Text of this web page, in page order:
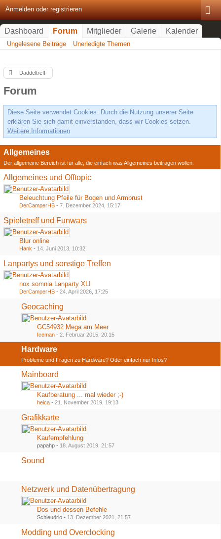
Anmelden oder registrieren
Dashboard Forum Mitglieder Galerie Kalender
Ungelesene Beiträge Unerledigte Themen
Daddeltreff
Forum
Diese Seite verwendet Cookies. Durch die Nutzung unserer Seite
erklären Sie sich damit einverstanden, dass wir Cookies setzen.
Weitere Informationen
Allgemeines
Der allgemeine Bereich ist für alle, die einfach was Allgemeines beitragen wollen.
Allgemeines und Offtopic
Beleuchtung Pfeile für Bogen und Armbrust
DerCamperHB - 7. Dezember 2024, 15:17
Spieletreff und Funwars
Blur online
Hank - 14. Juni 2013, 10:32
Lanpartys und sonstige Treffen
nox somnia Lanparty XLI
DerCamperHB - 24. April 2026, 17:25
Geocaching
GC54932 Mega am Meer
Iceman - 2. Februar 2015, 20:15
Hardware
Probleme und Fragen zu Hardware? Oder einfach nur Infos?
Mainboard
Kaufberatung ... mal wieder ;-)
heica - 21. November 2019, 19:13
Grafikkarte
Kaufempfehlung
papahp - 18. August 2019, 21:57
Sound
Netzwerk und Datenübertragung
Dos und dessen Befehle
Schleudrio - 13. Dezember 2021, 21:57
Modding und Overclocking